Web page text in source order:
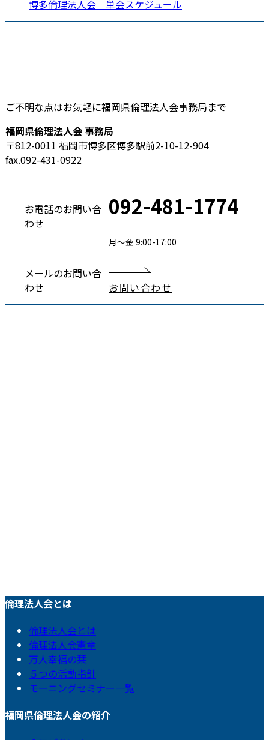
博多倫理法人会｜単会スケジュール
ご不明な点はお気軽に福岡県倫理法人会事務局まで
福岡県倫理法人会 事務局
〒812-0011 福岡市博多区博多駅前2-10-12-904
fax.092-431-0922
お電話のお問い合
わせ
092-481-1774
月〜金 9:00-17:00
メールのお問い合
わせ
お問い合わせ
倫理法人会とは
倫理法人会とは
倫理法人会憲章
万人幸福の栞
５つの活動指針
モーニングセミナー一覧
福岡県倫理法人会の紹介